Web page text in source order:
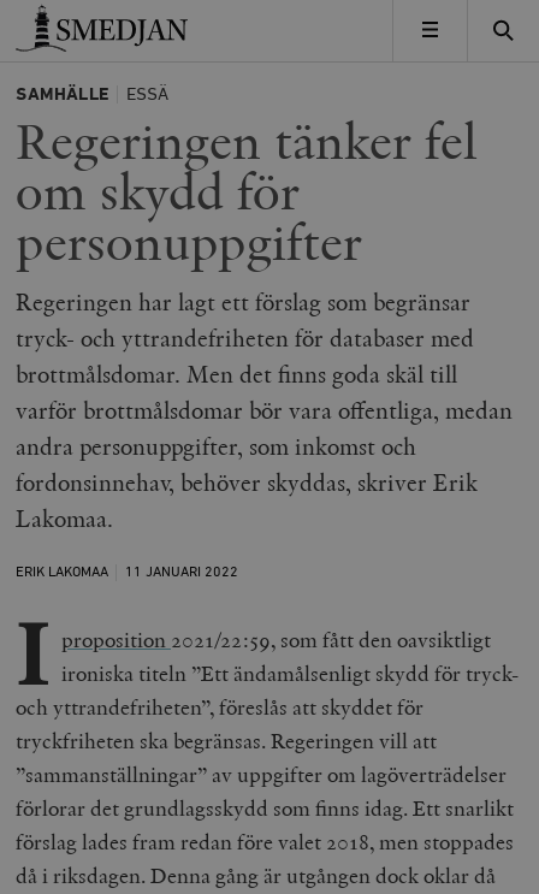
Timbro
MENY
SAMHÄLLE ESSÄ
Regeringen tänker fel
om skydd för
personuppgifter
Regeringen har lagt ett förslag som begränsar
tryck- och yttrandefriheten för databaser med
brottmålsdomar. Men det finns goda skäl till
varför brottmålsdomar bör vara offentliga, medan
andra personuppgifter, som inkomst och
fordonsinnehav, behöver skyddas, skriver Erik
Lakomaa.
ERIK LAKOMAA 11 JANUARI 2022
I proposition 2021/22:59, som fått den oavsiktligt
ironiska titeln ”Ett ändamålsenligt skydd för tryck-
och yttrandefriheten”, föreslås att skyddet för
tryckfriheten ska begränsas. Regeringen vill att
”sammanställningar” av uppgifter om lagöverträdelser
förlorar det grundlagsskydd som finns idag. Ett snarlikt
förslag lades fram redan före valet 2018, men stoppades
då i riksdagen. Denna gång är utgången dock oklar då